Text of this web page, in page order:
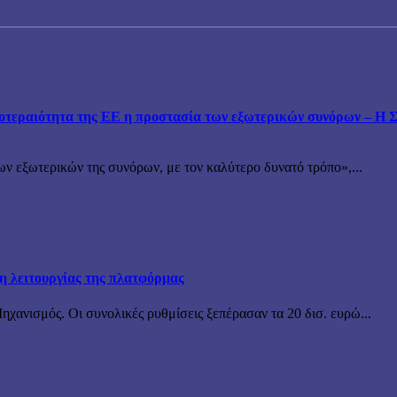
της ΕΕ η προστασία των εξωτερικών συνόρων – Η
εξωτερικών της συνόρων, με τον καλύτερο δυνατό τρόπο»,...
λειτουργίας της πλατφόρμας
Οι συνολικές ρυθμίσεις ξεπέρασαν τα 20 δισ. ευρώ...